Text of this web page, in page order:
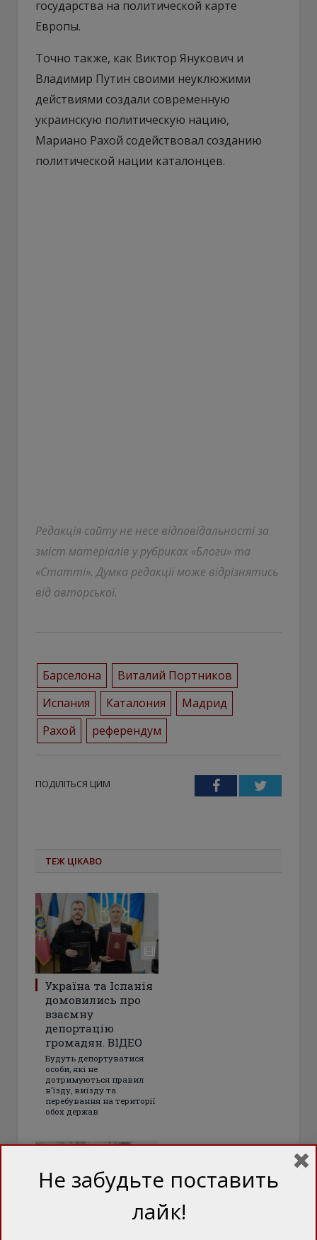
государства на политической карте
Европы.
Точно также, как Виктор Янукович и
Владимир Путин своими неуклюжими
действиями создали современную
украинскую политическую нацию,
Мариано Рахой содействовал созданию
политической нации каталонцев.
Редакція сайту не несе відповідальності за
зміст матеріалів у рубриках «Блоги» та
«Статті». Думка редакції може відрізнятись
від авторської.
Барселона
Виталий Портников
Испания
Каталония
Мадрид
Рахой
референдум
ПОДІЛІТЬСЯ ЦИМ FacebookTwitter
ТЕЖ ЦІКАВО
Україна та Іспанія
домовились про
взаємну
депортацію
громадян. ВІДЕО
Будуть депортуватися
особи, які не
дотримуються правил
в’їзду, виїзду та
перебування на території
обох держав
Не забудьте поставить
лайк!